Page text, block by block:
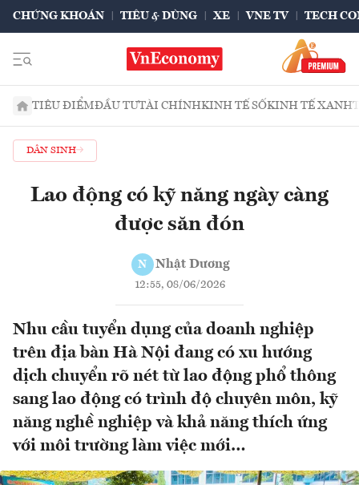
CHỨNG KHOÁN TIÊU & DÙNG XE VNE TV TECH
TIÊU ĐIỂMĐẦU TƯTÀI CHÍNHKINH TẾ SỐKINH TẾ XANH
DÂN SINH
Lao động có kỹ năng ngày càng
được săn đón
N Nhật Dương
12:55, 08/06/2026
Nhu cầu tuyển dụng của doanh nghiệp
trên địa bàn Hà Nội đang có xu hướng
dịch chuyển rõ nét từ lao động phổ thông
sang lao động có trình độ chuyên môn, kỹ
năng nghề nghiệp và khả năng thích ứng
với môi trường làm việc mới…